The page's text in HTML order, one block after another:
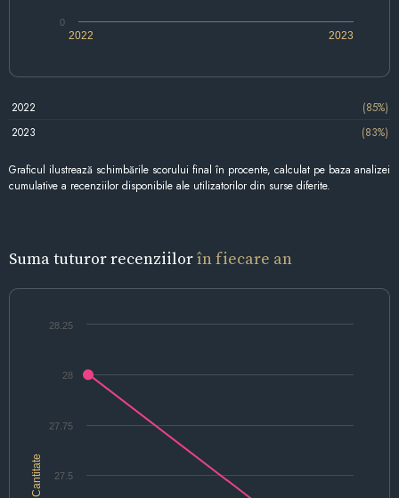
2022 2023
0
2022
(85%)
2023
(83%)
Graficul ilustrează schimbările scorului final în procente, calculat pe baza analizei
cumulative a recenziilor disponibile ale utilizatorilor din surse diferite.
Suma tuturor recenziilorîn fiecare an
Cantitate 27.5
27.75
28
28.25